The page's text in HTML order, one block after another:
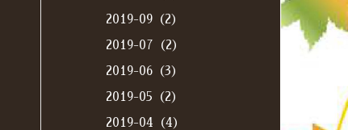
2019-09（2）
2019-07（2）
2019-06（3）
2019-05（2）
2019-04（4）